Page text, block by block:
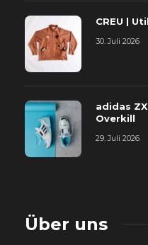
CREU |
30. Juli 2026
adidas
Overkill
29. Juli 2026
Über uns